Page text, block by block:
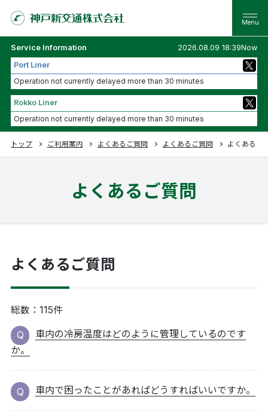
Service Information
2026.08.09 18:39Now
Port Liner
Operation not currently delayed more than 30 minutes
Rokko Liner
Operation not currently delayed more than 30 minutes
トップ ご利用案内 よくあるご質問 よくあるご質問 よくあるご
よくあるご質問
よくあるご質問
総数： 115件
車内の冷房温度はどのように管理しているのです
か。
車内で困ったことがあればどうすればいいですか。